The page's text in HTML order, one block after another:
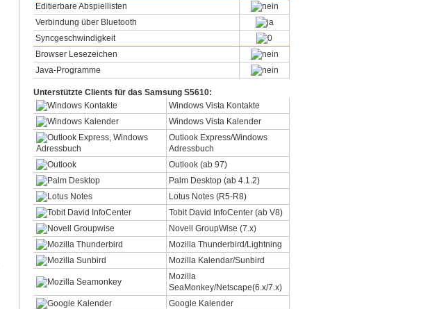
Editierbare Abspiellisten
Verbindung über Bluetooth
Syncgeschwindigkeit
Browser Lesezeichen
Java-Programme
Unterstützte Clients für das Samsung S5610:
Windows Vista Kontakte
Windows Vista Kalender
Outlook Express/Windows
Adressbuch
Outlook (ab 97)
Palm Desktop (ab 4.1.2)
Lotus Notes (R5-R8)
Tobit David InfoCenter (ab V8)
Novell GroupWise (7.x)
Mozilla Thunderbird/Lightning
Mozilla Kalendar/Sunbird
Mozilla
SeaMonkey/Netscape(6.x/7.x)
Google Kalender